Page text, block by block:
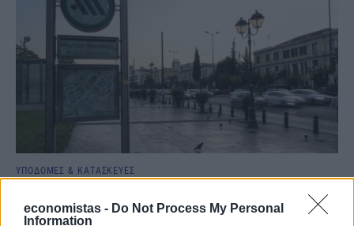
economistas - Do Not Process My Personal
Information
ΥΠΟΔΟΜΕΣ & ΚΑΤΑΣΚΕΥΕΣ
λειτουργία των ανελκυστήρων του Μετρό